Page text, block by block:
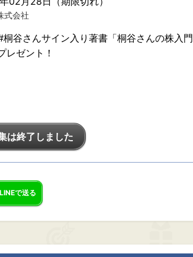
式会社
谷さんサイン入り著書「桐谷さんの株入
レゼント！
は終了しました
LINEで送る